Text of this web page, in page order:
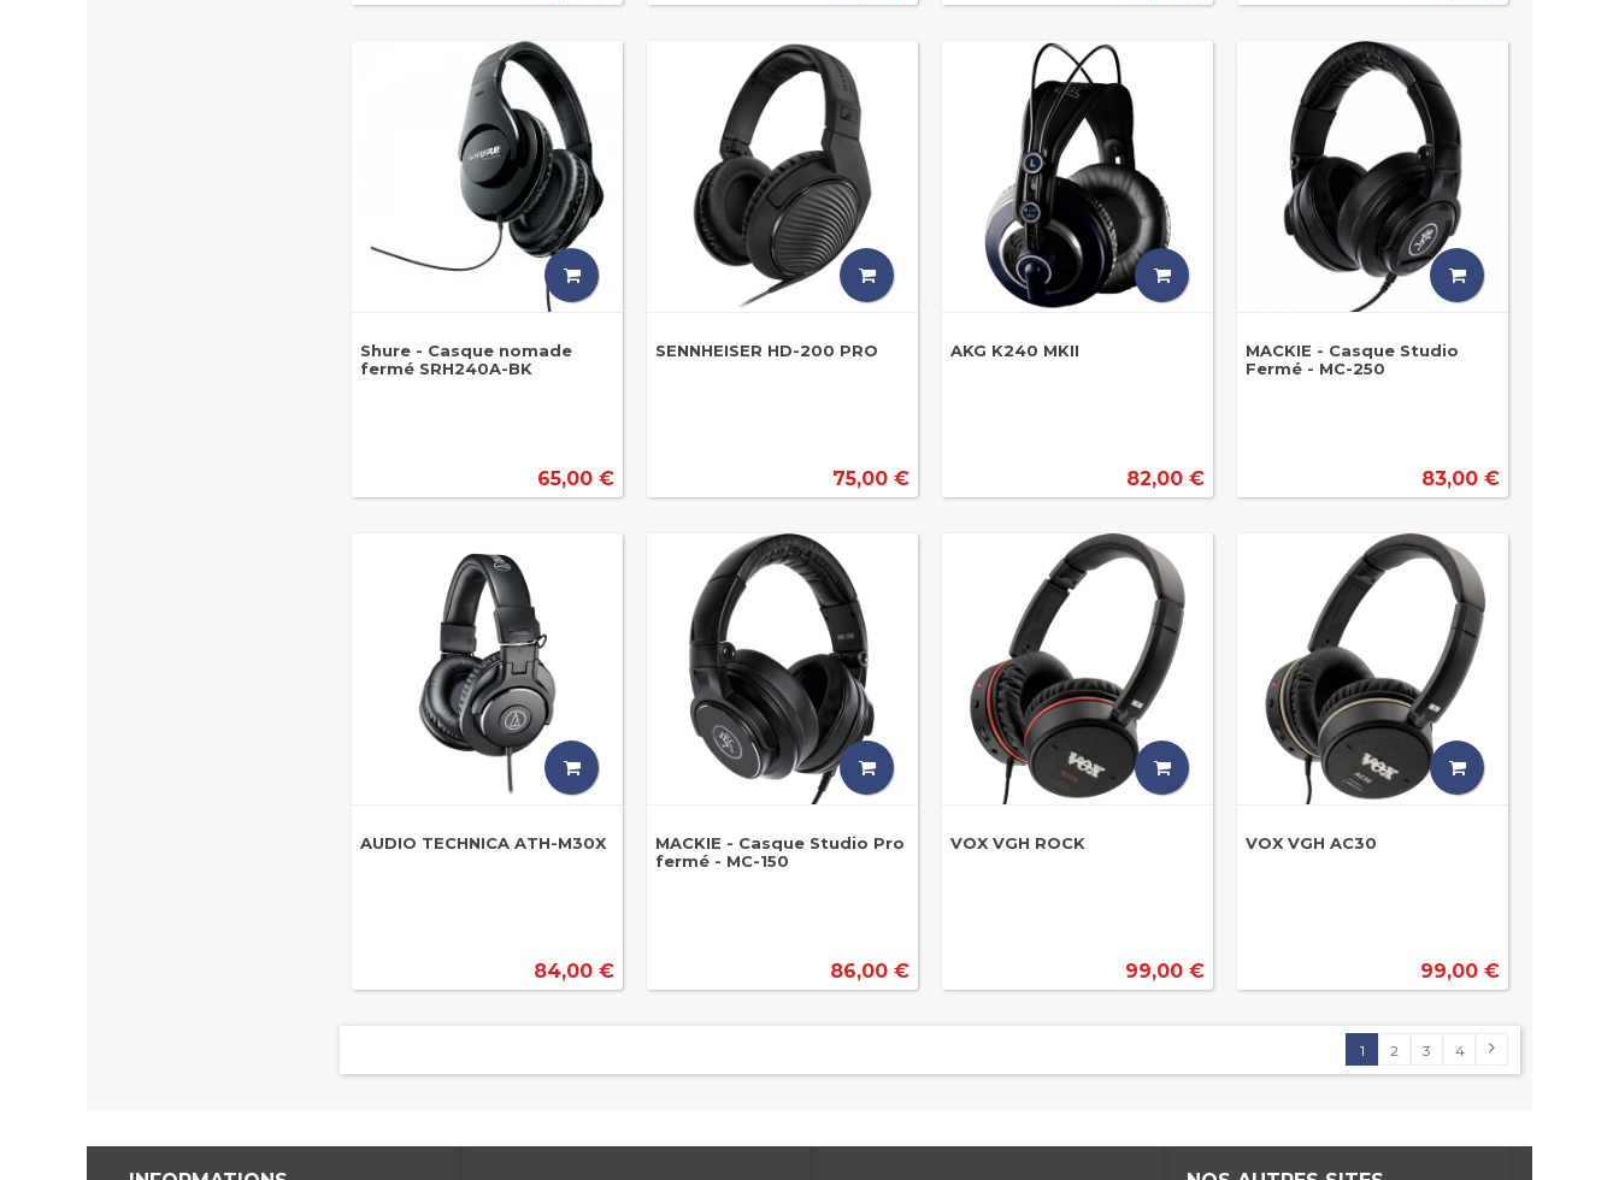
Shure - Casque nomade
fermé SRH240A-BK
65,00 €
SENNHEISER HD-200 PRO
75,00 €
AKG K240 MKII
82,00 €
MACKIE - Casque Studio
Fermé - MC-250
83,00 €
AUDIO TECHNICA ATH-M30X
84,00 €
MACKIE - Casque Studio Pro
fermé - MC-150
86,00 €
VOX VGH ROCK
99,00 €
VOX VGH AC30
99,00 €
1 2 3 4